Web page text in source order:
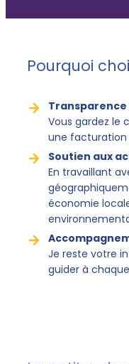
Pourquoi
Vous gardez le
une facturation
Soutien aux
En travaillant
économie
Je reste votre
guider à